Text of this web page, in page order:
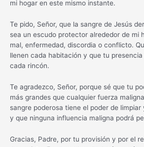
mi hogar en este mismo instante.
Te pido, Señor, que la sangre de Jesús
sea un escudo protector alrededor de mi
mal, enfermedad, discordia o conflicto.
llenen cada habitación y que tu presencia
cada rincón.
Te agradezco, Señor, porque sé que tu
más grandes que cualquier fuerza
sangre poderosa tiene el poder de
y que ninguna influencia maligna podrá
Gracias, Padre, por tu provisión y por el